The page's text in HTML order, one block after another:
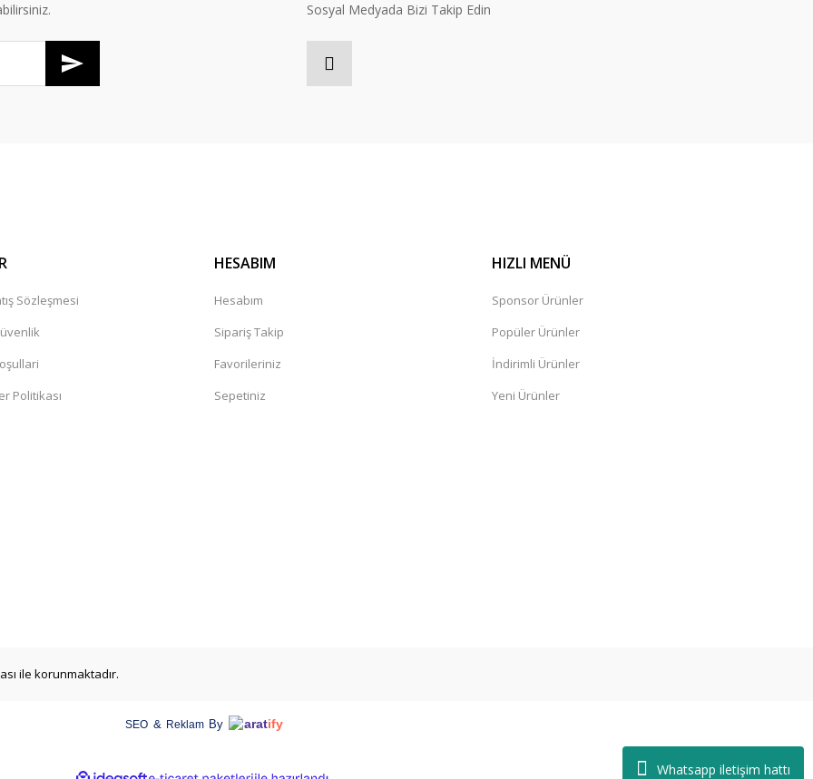
Whatsapp iletişim hattı
Sosyal Medyada Bizi Takip Edin
Sözleşmesi
Politikası
HESABIM
Hesabım
Sipariş Takip
Favorileriniz
Sepetiniz
HIZLI MENÜ
Sponsor Ürünler
Popüler Ürünler
İndirimli Ürünler
Yeni Ürünler
ile korunmaktadır.
SEO & Reklam By aratify